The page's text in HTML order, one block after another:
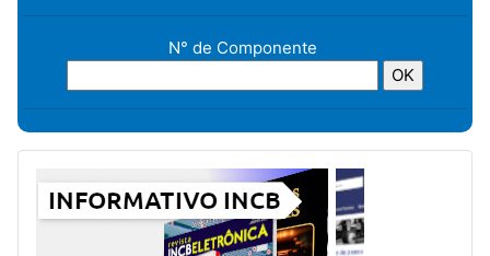
N° de Componente